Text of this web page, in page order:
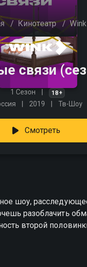
/ Кинотеатр / Wink
связи
1 Сезон 18+
2019 Тв-Шоу
Смотреть
шоу,
второй
в том, что